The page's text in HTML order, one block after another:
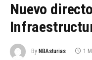
Nuevo
By NBAsturias 1